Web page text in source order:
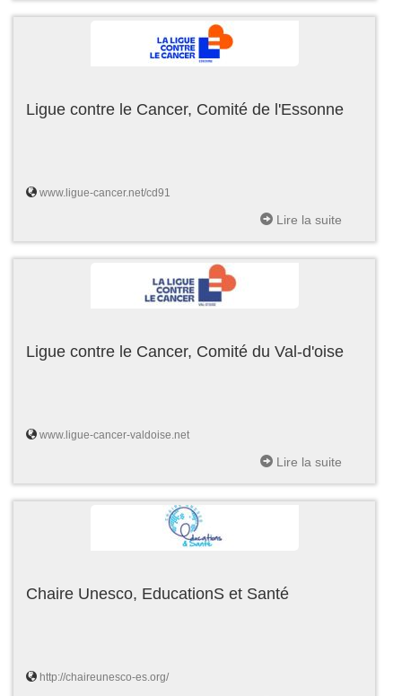
Ligue contre le Cancer, Comité de l'Essonne
www.ligue-cancer.net/cd91
Lire la suite
Ligue contre le Cancer, Comité du Val-d'oise
www.ligue-cancer-valdoise.net
Lire la suite
Chaire Unesco, EducationS et Santé
http://chaireunesco-es.org/